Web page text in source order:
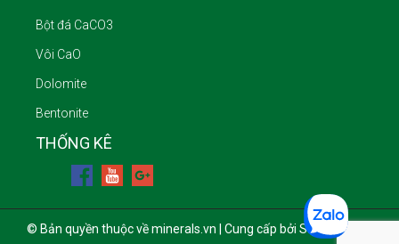
Bột đá CaCO3
Vôi CaO
Dolomite
Bentonite
THỐNG KÊ
© Bản quyền thuộc về minerals.vn | Cung cấp bởi Sapo